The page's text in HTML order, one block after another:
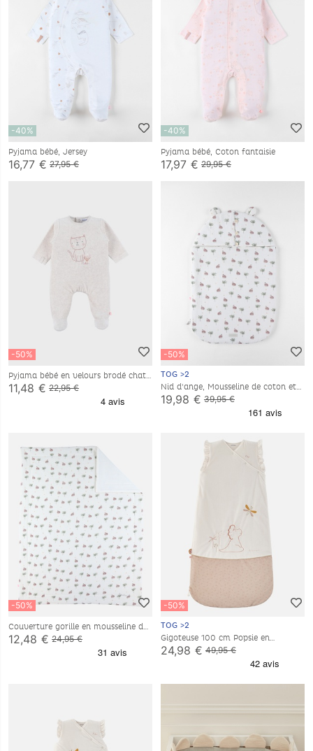
-40%
Pyjama bébé, Jersey
16,77 € 27,95 €
-40%
Pyjama bébé, Coton fantaisie
17,97 € 29,95 €
-50%
Pyjama bébé en velours brodé chat
beige
11,48 € 22,95 €
-50%
TOG >2
Nid d'ange, Mousseline de coton et
jersey
19,98 € 39,95 €
-50%
Couverture gorille en mousseline de
coton, écru
12,48 € 24,95 €
-50%
TOG >2
Gigoteuse 100 cm Popsie en
Veloudoux®, écru/rose poudré
24,98 € 49,95 €